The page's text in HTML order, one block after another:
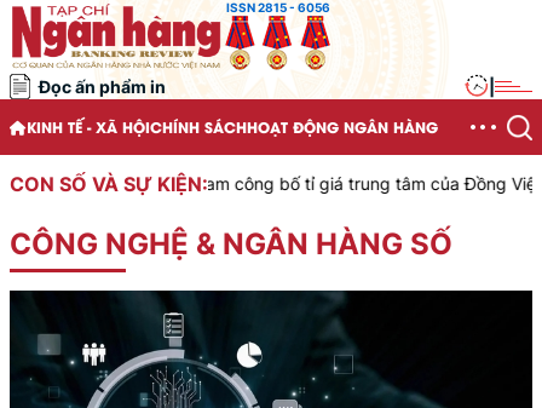
ISSN 2815 - 6056
Đọc ấn phẩm in
KINH TẾ - XÃ HỘICHÍNH SÁCHHOẠT ĐỘNG NGÂN HÀNG
CON SỐ VÀ SỰ KIỆN:
nước Việt Nam công bố tỉ giá trung tâm của Đồng Việt Nam với
CÔNG NGHỆ & NGÂN HÀNG SỐ